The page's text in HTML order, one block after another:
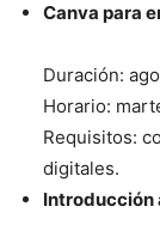
Canva para
Duración:
Horario:
Requisitos:
digitales.
Introducción